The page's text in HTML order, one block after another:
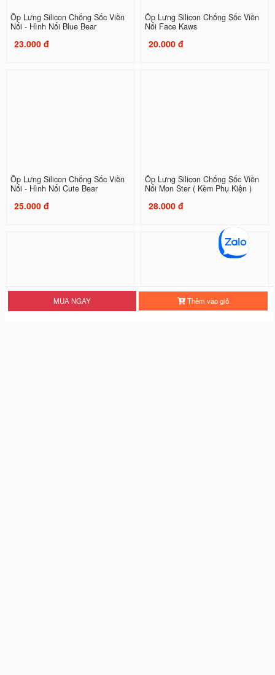
MUA NGAY Thêm vào giỏ
Ốp Lưng Silicon Chống Sốc Viền
Nổi - Hình Nổi Blue Bear
23.000 đ
Ốp Lưng Silicon Chống Sốc Viền
Nổi Face Kaws
20.000 đ
Ốp Lưng Silicon Chống Sốc Viền
Nổi - Hình Nổi Cute Bear
25.000 đ
Ốp Lưng Silicon Chống Sốc Viền
Nổi Mon Ster ( Kèm Phụ Kiện )
28.000 đ